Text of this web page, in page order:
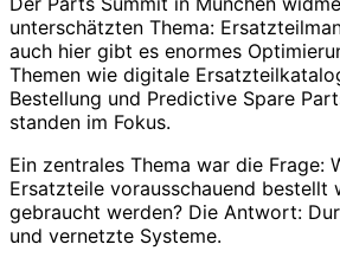
unterschätzten Thema:
auch hier gibt es enormes
Themen wie digitale
Bestellung und Predictive Spare
standen im Fokus.
Ein zentrales Thema war die Frage:
Ersatzteile vorausschauend bestellt
gebraucht werden? Die Antwort:
und vernetzte Systeme.